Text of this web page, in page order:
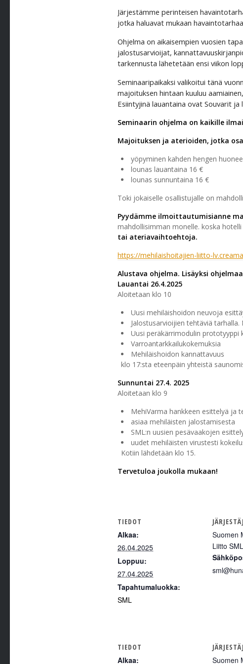
Järjestämme perinteisen
jotka haluavat mukaan
Ohjelma on aikaisempien vuosien
jalostusarvioijat,
tarkennusta lähetetään ensi viikon
Seminaaripaikaksi valikoitui tänä
majoituksen hintaan kuuluu
Esiintyjinä lauantaina ovat Souvarit
Seminaarin ohjelma on kaikille
Majoituksen ja aterioiden, jotka
yöpyminen kahden hengen
lounas lauantaina 16 €
lounas sunnuntaina 16 €
Toki jokaiselle osallistujalle on
Pyydämme ilmoittautumisianne
mahdollisimman monelle. koska
tai ateriavaihtoehtoja.
https://mehilaishoitajien-liitto-
Alustava ohjelma. Lisäyksi
Lauantai 26.4.2025
Aloitetaan klo 10
Uusi mehiläishoidon neuvoja
Jalostusarvioijien tehtäviä
Uusi peräkärrimodulin prototyyppi
Varroantarkkailukokemuksia
Mehiläishoidon kannattavuus
klo 17:sta eteenpäin yhteistä
Sunnuntai 27.4. 2025
Aloitetaan klo 9
MehiVarma hankkeen esittelyä ja
asiaa mehiläisten jalostamisesta
SML:n uusien pesävaakojen
uudet mehiläisten virustesti
Kotiin lähdetään klo 15.
Tervetuloa joukolla mukaan!
TIEDOT
Alkaa:
26.04.2025
Loppuu:
27.04.2025
Tapahtumaluokka:
SML
Suomen
Liitto
TIEDOT
Alkaa: Suomen